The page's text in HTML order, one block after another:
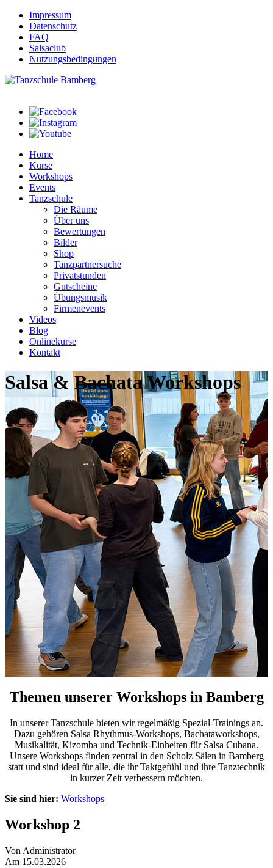
Impressum
Datenschutz
FAQ
Salsaclub
Nutzungsbedingungen
Home
Kurse
Workshops
Events
Tanzschule
Die Räume
Über uns
Bewertungen
Bilder
Shop
Tanzpartnersuche
Privatstunden
Gutscheine
Übungsmusik
Firmenevents
Videos
Blog
Onlinekurse
Kontakt
Salsa & Bachata Workshops
Themen unserer Workshops in Bamberg
In unserer Tanzschule bieten wir regelmäßig Spezial-Trainings an.
Dazu gehören Salsa Rhythmus-Workshops, Bachataworkshops,
Musikalität, Kizomba und Technik-Einheiten für Salsa Cubana.
Unsere Workshops finden zentral in den Scholz Sälen in Bamberg
statt und sind ideal für alle, die ihr Taktgefühl und ihre Tanztechnik
in kurzer Zeit verbessern möchten.
Sie sind hier: Workshops
Workshop 2
Von Administrator
Am 15.03.2026